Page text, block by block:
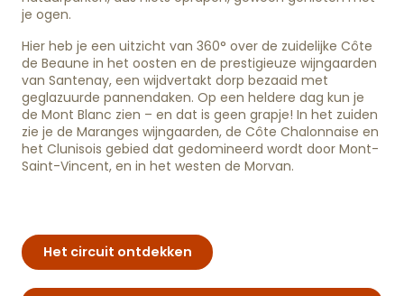
je ogen.
Hier heb je een uitzicht van 360° over de zuidelijke Côte
de Beaune in het oosten en de prestigieuze wijngaarden
van Santenay, een wijdvertakt dorp bezaaid met
geglazuurde pannendaken. Op een heldere dag kun je
de Mont Blanc zien – en dat is geen grapje! In het zuiden
zie je de Maranges wijngaarden, de Côte Chalonnaise en
het Clunisois gebied dat gedomineerd wordt door Mont-
Saint-Vincent, en in het westen de Morvan.
Het circuit ontdekken